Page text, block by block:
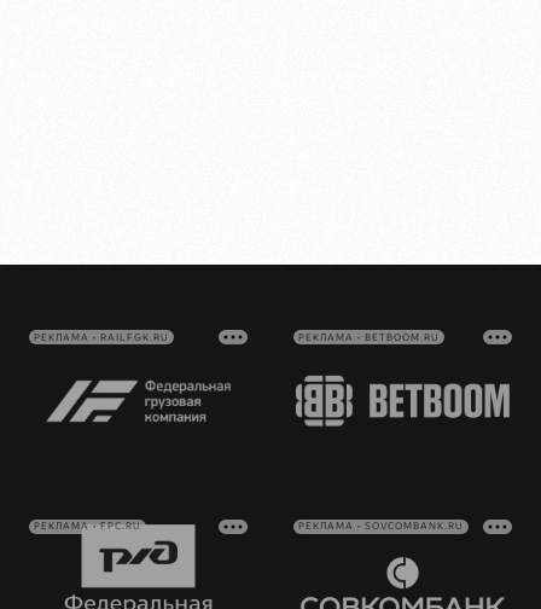
РЕКЛАМА • RAILFGK.RU РЕКЛАМА • BETBOOM.RU
РЕКЛАМА • FPC.RU РЕКЛАМА • SOVCOMBANK.RU